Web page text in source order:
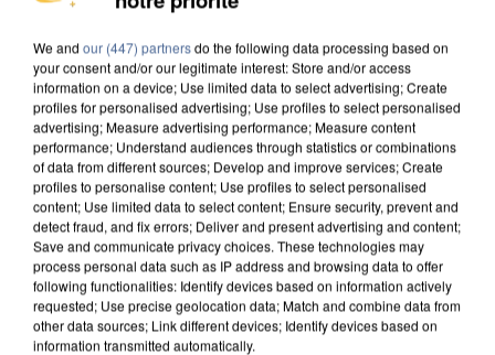
UNE TOURISTE DE L’OISE EMPORTÉE PAR UNE
We and our (447) partnersdo the following data processing based on
your consent and/or our legitimate interest: Store and/or access
information on a device; Use limited data to select advertising; Create
profiles for personalised advertising; Use profiles to select personalised
advertising; Measure advertising performance; Measure content
performance; Understand audiences through statistics or combinations
of data from different sources; Develop and improve services; Create
profiles to personalise content; Use profiles to select personalised
content; Use limited data to select content; Ensure security, prevent and
detect fraud, and fix errors; Deliver and present advertising and content;
Save and communicate privacy choices. These technologies may
process personal data such as IP address and browsing data to offer
following functionalities: Identify devices based on information actively
requested; Use precise geolocation data; Match and combine data from
other data sources; Link different devices; Identify devices based on
information transmitted automatically.